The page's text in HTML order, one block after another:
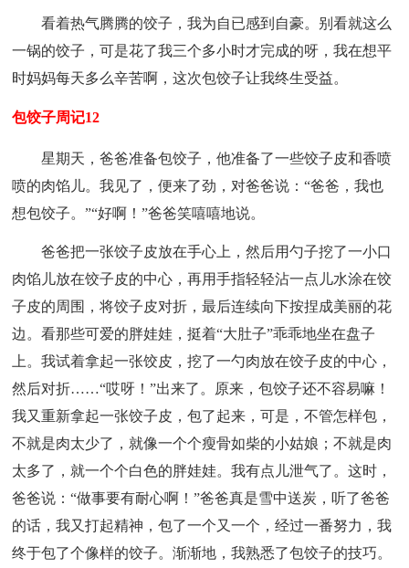
看着热气腾腾的饺子，我为自已感到自豪。别看就这么
一锅的饺子，可是花了我三个多小时才完成的呀，我在想平
时妈妈每天多么辛苦啊，这次包饺子让我终生受益。
包饺子周记12
星期天，爸爸准备包饺子，他准备了一些饺子皮和香喷
喷的肉馅儿。我见了，便来了劲，对爸爸说：“爸爸，我也
想包饺子。”“好啊！”爸爸笑嘻嘻地说。
爸爸把一张饺子皮放在手心上，然后用勺子挖了一小口
肉馅儿放在饺子皮的中心，再用手指轻轻沾一点儿水涂在饺
子皮的周围，将饺子皮对折，最后连续向下按捏成美丽的花
边。看那些可爱的胖娃娃，挺着“大肚子”乖乖地坐在盘子
上。我试着拿起一张饺皮，挖了一勺肉放在饺子皮的中心，
然后对折……“哎呀！”出来了。原来，包饺子还不容易嘛！
我又重新拿起一张饺子皮，包了起来，可是，不管怎样包，
不就是肉太少了，就像一个个瘦骨如柴的小姑娘；不就是肉
太多了，就一个个白色的胖娃娃。我有点儿泄气了。这时，
爸爸说：“做事要有耐心啊！”爸爸真是雪中送炭，听了爸爸
的话，我又打起精神，包了一个又一个，经过一番努力，我
终于包了个像样的饺子。渐渐地，我熟悉了包饺子的技巧。